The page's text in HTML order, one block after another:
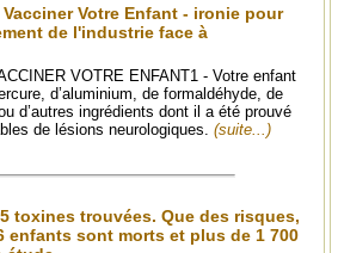
Votre Enfant - ironie pour
de l'industrie face à
VOTRE ENFANT1 - Votre enfant
d’aluminium, de formaldéhyde, de
d’autres ingrédients dont il a été prouvé
de lésions neurologiques. (suite...)
toxines trouvées. Que des risques,
enfants sont morts et plus de 1 700